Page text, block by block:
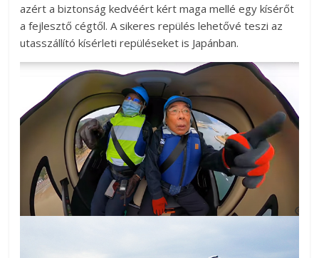
azért a biztonság kedvéért kért maga mellé egy kísérőt
a fejlesztő cégtől. A sikeres repülés lehetővé teszi az
utasszállító kísérleti repüléseket is Japánban.